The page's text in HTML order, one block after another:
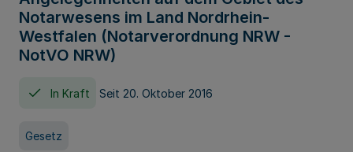
Notarwesens im Land Nordrhein-
Westfalen (Notarverordnung NRW -
NotVO NRW)
In Kraft Seit 20. Oktober 2016
Gesetz